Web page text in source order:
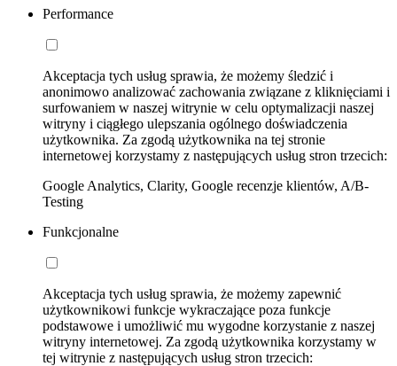
Performance
Akceptacja tych usług sprawia, że możemy śledzić i
anonimowo analizować zachowania związane z kliknięciami i
surfowaniem w naszej witrynie w celu optymalizacji naszej
witryny i ciągłego ulepszania ogólnego doświadczenia
użytkownika. Za zgodą użytkownika na tej stronie
internetowej korzystamy z następujących usług stron trzecich:
Google Analytics, Clarity, Google recenzje klientów, A/B-
Testing
Funkcjonalne
Akceptacja tych usług sprawia, że możemy zapewnić
użytkownikowi funkcje wykraczające poza funkcje
podstawowe i umożliwić mu wygodne korzystanie z naszej
witryny internetowej. Za zgodą użytkownika korzystamy w
tej witrynie z następujących usług stron trzecich: